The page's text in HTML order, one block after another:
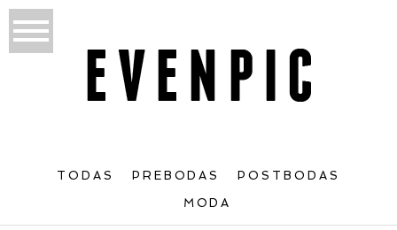
TODAS PREBODAS POSTBODAS
MODA